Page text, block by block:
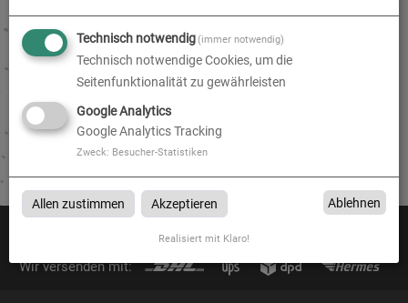
Fototapete
Fototapete bei fodiled-shop.de in München
Wir versenden mit:
Technisch notwendig(immer notwendig)
Technisch notwendige Cookies, um die
Seitenfunktionalität zu gewährleisten
Google Analytics
Google Analytics Tracking
Zweck: Besucher-Statistiken
Allen zustimmen Akzeptieren Ablehnen
Realisiert mit Klaro!